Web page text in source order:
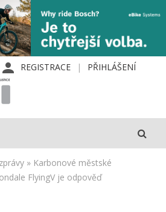
REGISTRACE PŘIHLÁŠENÍ
» Karbonové městské
FlyingV je odpověď